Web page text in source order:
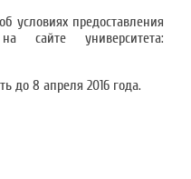
условиях предоставления
сайте университета:
до 8 апреля 2016 года.